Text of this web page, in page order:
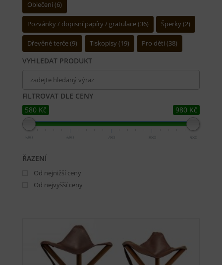
Oblečení 6
Pozvánky / dopisní papíry / gratulace 36 Šperky 2
Dřevěné terče 9 Tiskopisy 19 Pro děti 38
VYHLEDAT PRODUKT
FILTROVAT DLE CENY
580 Kč
980 Kč
580 680 780 880 980
ŘAZENÍ
Od nejnižší ceny
Od nejvyšší ceny